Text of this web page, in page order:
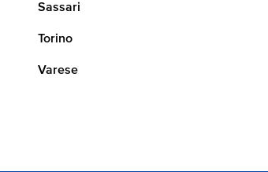
Sassari
Torino
Varese